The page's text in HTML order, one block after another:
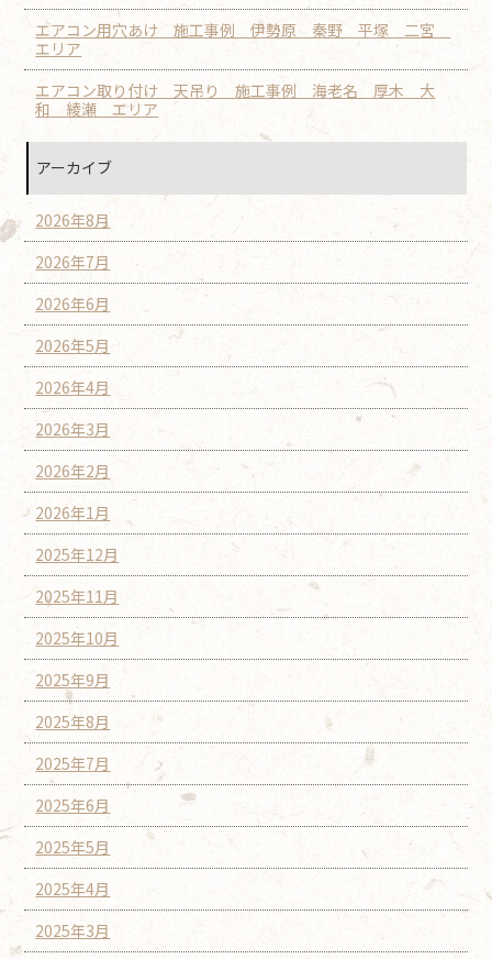
エアコン用穴あけ 施工事例 伊勢原 秦野 平塚 二宮
エリア
エアコン取り付け 天吊り 施工事例 海老名 厚木 大
和 綾瀬 エリア
アーカイブ
2026年8月
2026年7月
2026年6月
2026年5月
2026年4月
2026年3月
2026年2月
2026年1月
2025年12月
2025年11月
2025年10月
2025年9月
2025年8月
2025年7月
2025年6月
2025年5月
2025年4月
2025年3月